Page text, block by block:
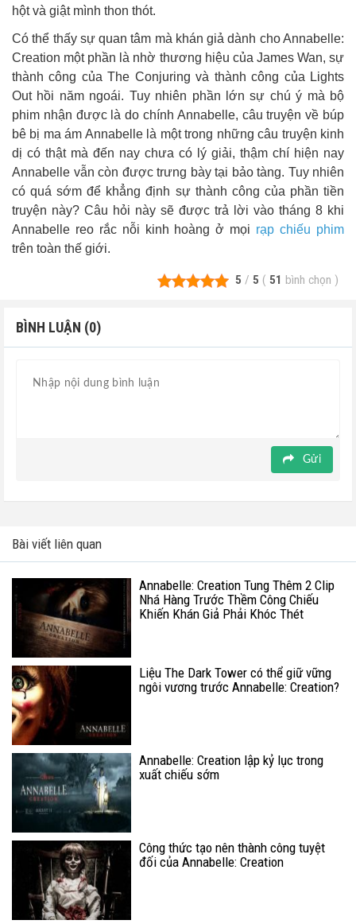
hột và giật mình thon thót.
Có thể thấy sự quan tâm mà khán giả dành cho Annabelle:
Creation một phần là nhờ thương hiệu của James Wan, sự
thành công của The Conjuring và thành công của Lights
Out hồi năm ngoái. Tuy nhiên phần lớn sự chú ý mà bộ
phim nhận được là do chính Annabelle, câu truyện về búp
bê bị ma ám Annabelle là một trong những câu truyện kinh
dị có thật mà đến nay chưa có lý giải, thậm chí hiện nay
Annabelle vẫn còn được trưng bày tại bảo tàng. Tuy nhiên
có quá sớm để khẳng định sự thành công của phần tiền
truyện này? Câu hỏi này sẽ được trả lời vào tháng 8 khi
Annabelle reo rắc nỗi kinh hoàng ở mọi rạp chiếu phim
trên toàn thế giới.
5 / 5 ( 51 bình chọn )
BÌNH LUẬN (0)
Gửi
Bài viết liên quan
Annabelle: Creation Tung Thêm 2 Clip
Nhá Hàng Trước Thềm Công Chiếu
Khiến Khán Giả Phải Khóc Thét
Liệu The Dark Tower có thể giữ vững
ngôi vương trước Annabelle: Creation?
Annabelle: Creation lập kỷ lục trong
xuất chiếu sớm
Công thức tạo nên thành công tuyệt
đối của Annabelle: Creation